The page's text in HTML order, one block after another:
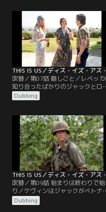
トビーは、徐々に調子が悪くなっ
いく。ケヴィンはゾーイを連れてジ
ャックのベトナム時代の戦友に会い
に行く。一方ランダルは、初めての
選挙キャンペーンを行う。
THIS IS US／
吹替／第07話 隠しごと／レベッカ
知り合ったばかりのジャックとロ
ンゼルスへ向かう。レコード会社の
担当者に会うためだが、その途中、
ってくる。ケヴィンは父親の過去の
謎を探りに、ゾーイと共にベトナム
へ。しかし父親と同じように昔のこ
とを語ろうとしないゾーイに、ケヴ
ィンはイライラする。
Dubbing
THIS IS US／
吹替／第09話 始まりは終わりで始
り／ケヴィンはジャックがベトナ
戦争時に派遣された村にたどり着
き、謎の女性の正体を探るため村の
Dubbing